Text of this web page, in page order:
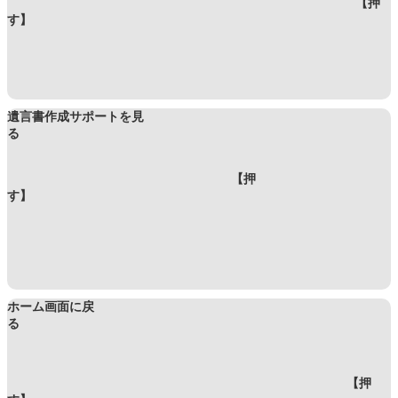
す】
遺言書作成サポートを見
る
【押
す】
ホーム画面に戻
る
【押